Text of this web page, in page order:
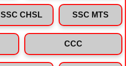
SSC CHSL SSC MTS
CCC